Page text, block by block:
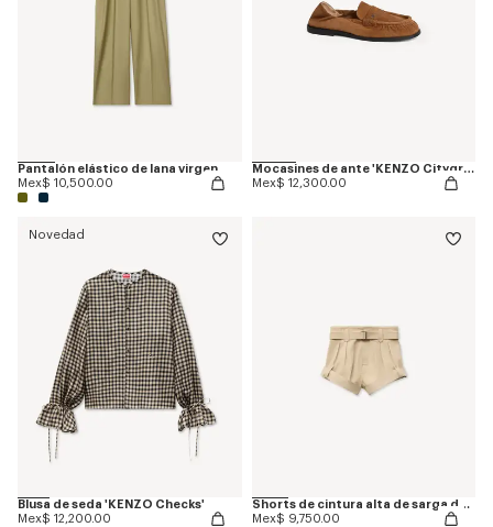
Pantalón elástico de lana virgen
Mex$ 10,500.00
Mocasines de ante 'KENZO Citygram'
Mex$ 12,300.00
Novedad
Blusa de seda 'KENZO Checks'
Mex$ 12,200.00
Shorts de cintura alta de sarga de algodón
Mex$ 9,750.00